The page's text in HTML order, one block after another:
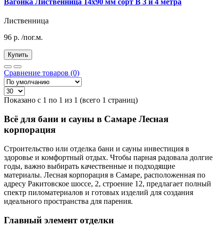
Вагонка Лиственница 14х90 мм сорт В 3 и 4 метра
Лиственница
96 р. /пог.м.
Купить
Сравнение товаров (0)
Показано с 1 по 1 из 1 (всего 1 страниц)
Всё для бани и сауны в Самаре Лесная
корпорация
Строительство или отделка бани и сауны инвестиция в
здоровье и комфортный отдых. Чтобы парная радовала долгие
годы, важно выбирать качественные и подходящие
материалы. Лесная корпорация в Самаре, расположенная по
адресу Ракитовское шоссе, 2, строение 12, предлагает полный
спектр пиломатериалов и готовых изделий для создания
идеального пространства для парения.
Главный элемент отделки